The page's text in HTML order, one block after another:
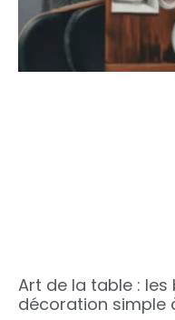
Art de la table :
décoration simple